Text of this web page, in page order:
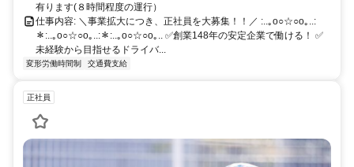
有ります(８時間程度の運行）
仕事内容: ＼事業拡大につき、正社員を大募集！！／ :..｡o○☆○o｡..:
＊:..｡o○☆○o｡..:＊:..｡o○☆○o｡.. ✅創業148年の安定企業で働ける！ ✅
未経験から目指せるドライバ...
変形労働時間制 交通費支給
正社員